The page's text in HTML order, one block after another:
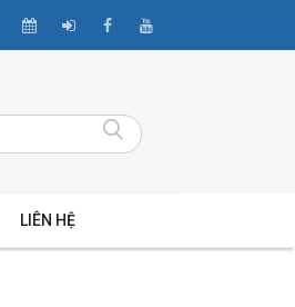
LIÊN HỆ